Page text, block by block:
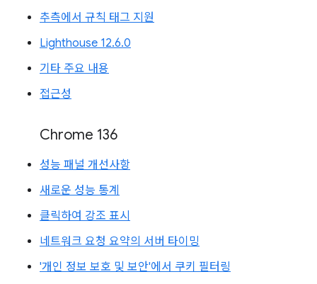
추측에서 규칙 태그 지원
Lighthouse 12.6.0
기타 주요 내용
접근성
Chrome 136
성능 패널 개선사항
새로운 성능 통계
클릭하여 강조 표시
네트워크 요청 요약의 서버 타이밍
'개인 정보 보호 및 보안'에서 쿠키 필터링